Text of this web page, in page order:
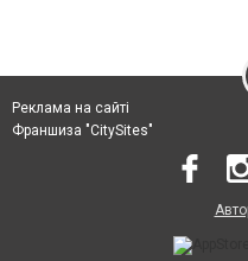
Реклама на сайті
Франшиза "CitySites"